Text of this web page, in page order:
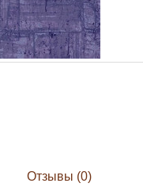
Отзывы (0)